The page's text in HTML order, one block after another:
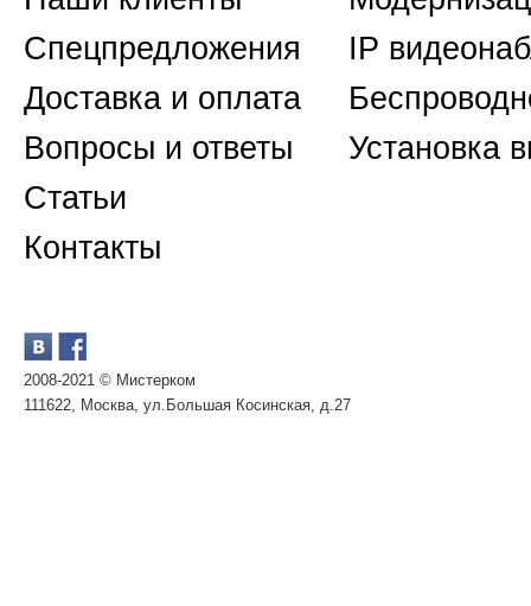
Спецпредложения
Доставка и оплата
Вопросы и ответы
Статьи
Контакты
2008-2021 © Мистерком
111622, Москва, ул.Большая Косинская, д.27
IP
Установка